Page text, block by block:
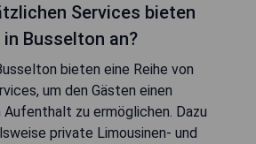
Services bieten
Busselton an?
bieten eine Reihe von
um den Gästen einen
zu ermöglichen. Dazu
private Limousinen- und